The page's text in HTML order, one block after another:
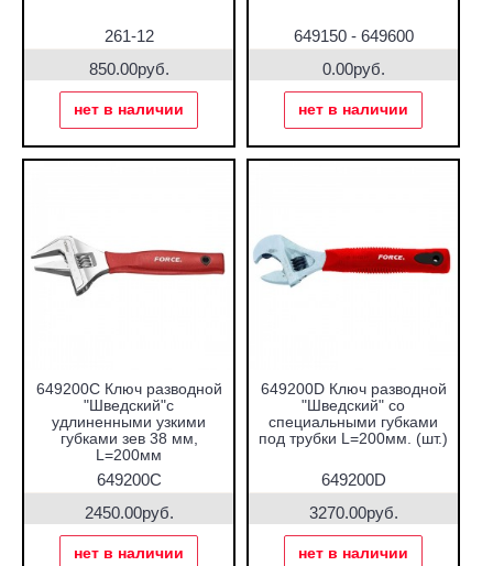
261-12
850.00руб.
нет в наличии
649150 - 649600
0.00руб.
нет в наличии
649200C Ключ разводной
"Шведский"с
удлиненными узкими
губками зев 38 мм,
L=200мм
649200C
2450.00руб.
нет в наличии
649200D Ключ разводной
"Шведский" со
специальными губками
под трубки L=200мм. (шт.)
649200D
3270.00руб.
нет в наличии